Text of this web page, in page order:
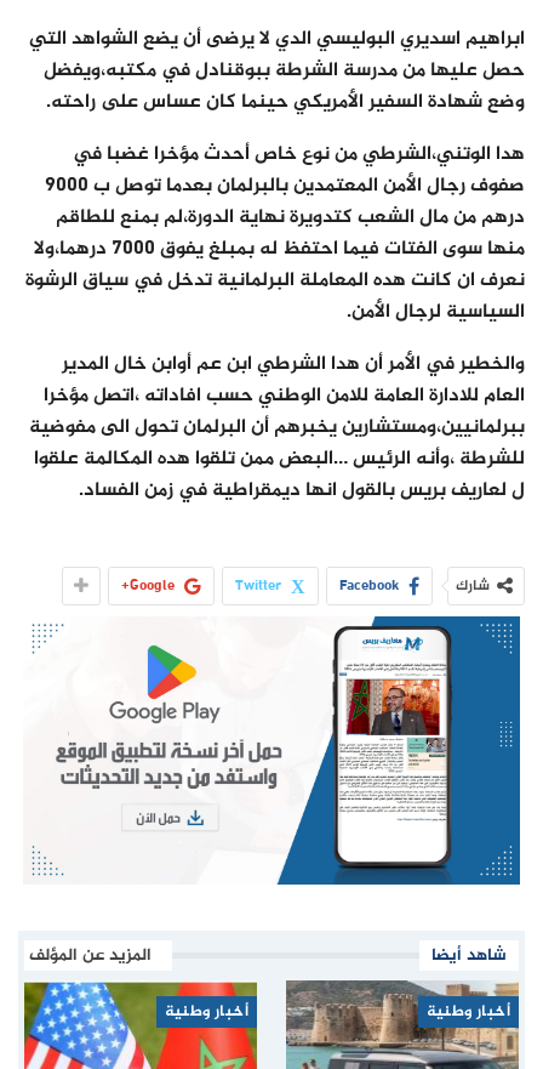
ابراهيم اسديري البوليسي الدي لا يرضى أن يضع الشواهد التي
حصل عليها من مدرسة الشرطة ببوقنادل في مكتبه،ويفضل
وضع شهادة السفير الأمريكي حينما كان عساس على راحته.
هدا الوتني،الشرطي من نوع خاص أحدث مؤخرا غضبا في
صفوف رجال الأمن المعتمدين بالبرلمان بعدما توصل ب 9000
درهم من مال الشعب كتدويرة نهاية الدورة،لم بمنع للطاقم
منها سوى الفتات فيما احتفظ له بمبلغ يفوق 7000 درهما،ولا
نعرف ان كانت هده المعاملة البرلمانية تدخل في سياق الرشوة
السياسية لرجال الأمن.
والخطير في الأمر أن هدا الشرطي ابن عم أوابن خال المدير
العام للادارة العامة للامن الوطني حسب افاداته ،اتصل مؤخرا
ببرلمانيين،ومستشارين يخبرهم أن البرلمان تحول الى مفوضية
للشرطة ،وأنه الرئيس …البعض ممن تلقوا هده المكالمة علقوا
ل لعاريف بريس بالقول انها ديمقراطية في زمن الفساد.
شارك Facebook
Twitter
Google+
شاهد أيضا المزيد عن المؤلف
أخبار وطنية أخبار وطنية